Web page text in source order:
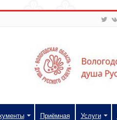
Приёмная Услуги